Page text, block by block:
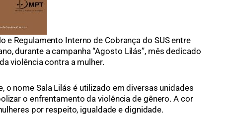
e Regulamento Interno de Cobrança do SUS entre
durante a campanha “Agosto Lilás”, mês dedicado
violência contra a mulher.
o nome Sala Lilás é utilizado em diversas unidades
o enfrentamento da violência de gênero. A cor
por respeito, igualdade e dignidade.